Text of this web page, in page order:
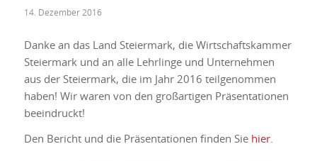
14. Dezember 2016
Danke an das Land Steiermark, die Wirtschaftskammer
Steiermark und an alle Lehrlinge und Unternehmen
aus der Steiermark, die im Jahr 2016 teilgenommen
haben! Wir waren von den großartigen Präsentationen
beeindruckt!
Den Bericht und die Präsentationen finden Sie hier.